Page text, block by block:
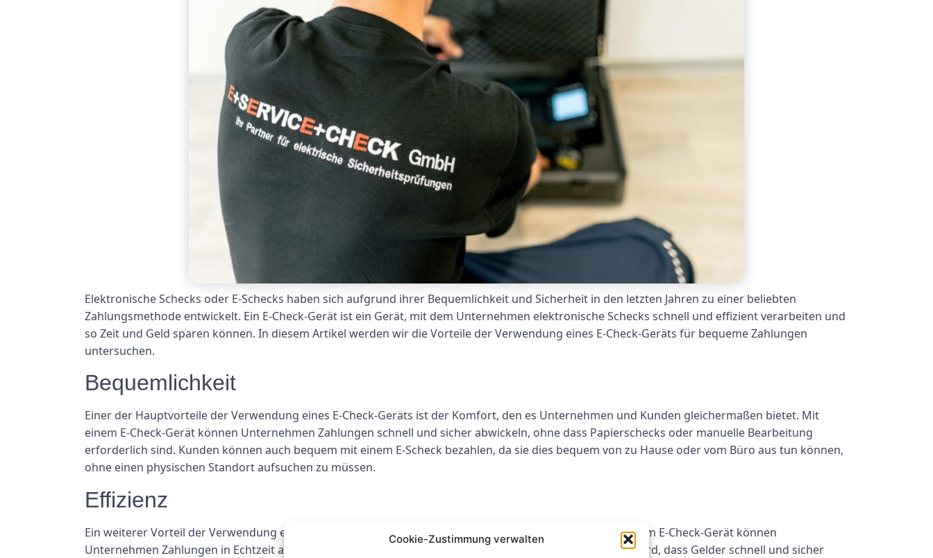
Cookie-Zustimmung verwalten
Elektronische Schecks oder E-Schecks haben sich aufgrund ihrer Bequemlichkeit und Sicherheit in den letzten Jahren zu einer beliebten
Zahlungsmethode entwickelt. Ein E-Check-Gerät ist ein Gerät, mit dem Unternehmen elektronische Schecks schnell und effizient verarbeiten und
so Zeit und Geld sparen können. In diesem Artikel werden wir die Vorteile der Verwendung eines E-Check-Geräts für bequeme Zahlungen
untersuchen.
Bequemlichkeit
Einer der Hauptvorteile der Verwendung eines E-Check-Geräts ist der Komfort, den es Unternehmen und Kunden gleichermaßen bietet. Mit
einem E-Check-Gerät können Unternehmen Zahlungen schnell und sicher abwickeln, ohne dass Papierschecks oder manuelle Bearbeitung
erforderlich sind. Kunden können auch bequem mit einem E-Scheck bezahlen, da sie dies bequem von zu Hause oder vom Büro aus tun können,
ohne einen physischen Standort aufsuchen zu müssen.
Effizienz
Ein weiterer Vorteil der Verwendung eines E-Check-Geräts ist die Effizienz des Zahlungsprozesses. Mit einem E-Check-Gerät können
Unternehmen Zahlungen in Echtzeit abwickeln, wodurch das Betrugsrisiko verringert und sichergestellt wird, dass Gelder schnell und sicher